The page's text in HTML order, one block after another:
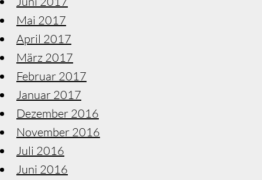
Mai 2017
April 2017
März 2017
Februar 2017
Januar 2017
Dezember 2016
November 2016
Juli 2016
Juni 2016